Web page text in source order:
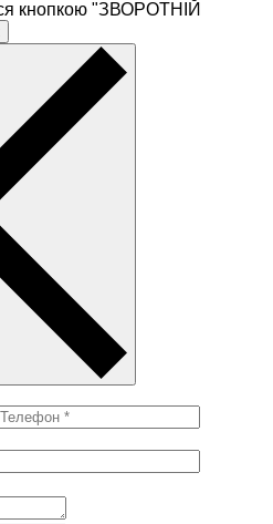
кнопкою "ЗВОРОТНІЙ